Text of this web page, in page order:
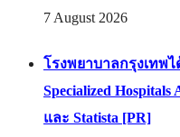
7 August 2026
โรงพยาบาลกรุงเทพ
Specialized Hospitals
และ Statista [PR]